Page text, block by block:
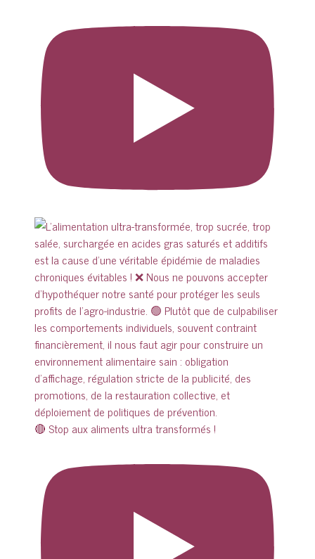
🔴 Stop aux aliments ultra transformés !